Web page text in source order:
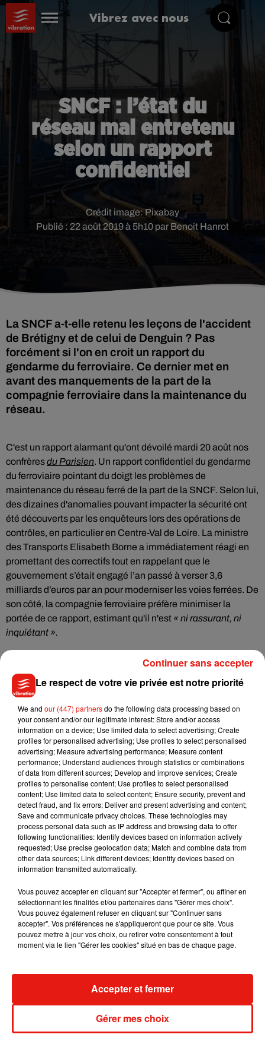
Vibrez avec nous
SNCF : l’état du
réseau mal entretenu
selon un rapport
confidentiel
Publié : 22 août 2019 à 5h10 par Benoit Hanrot
Crédit image:Pixabay
La SNCF a-t-elle retenu les leçons de l'accident
de Brétigny et de celui de Denguin ? Pas
forcément si l'on en croit un rapport du
gendarme du ferroviaire. Ce dernier met en
avant des manquements de la part de la
compagnie ferroviaire dans la maintenance du
réseau.
C'est un rapport alarmant qu'ont dévoilé mardi 20 août nos
confrèresdu Parisien. Un rapport confidentiel du gendarme
du ferroviaire pointant du doigt les problèmes de
maintenance du réseau ferré de la part de la SNCF. Selon lui,
des dizaines d'anomalies pouvant impacter la sécurité ont
été découverts par les enquêteurs lors des opérations de
contrôles, en particulier en Centre-Val de Loire. La ministre
des Transports Elisabeth Borne a immédiatement réagi en
promettant des correctifs tout en rappelant que le
gouvernement s’était engagé l’an passé à verser 3,6
milliards d’euros par an pour moderniser les voies ferrées. De
son côté, la compagnie ferroviaire préfère minimiser la
portée de ce rapport, estimant qu'il n'est « ni rassurant, ni
inquiétant ».
Musique
5 août 2026
Benny Blanco invite Selena Gomez et
Becky G sur son nouveau single
Tiny Desk invite Charlie Puth pour une
live session solaire
4 août 2026
Ariana Grande prendra une pause après
sa tournée mondiale
31 juillet 2026
Le respect de votre vie privée est notre priorité
We and our (447) partnersdo the following data processing based on
your consent and/or our legitimate interest: Store and/or access
information on a device; Use limited data to select advertising; Create
profiles for personalised advertising; Use profiles to select personalised
advertising; Measure advertising performance; Measure content
performance; Understand audiences through statistics or combinations
of data from different sources; Develop and improve services; Create
profiles to personalise content; Use profiles to select personalised
content; Use limited data to select content; Ensure security, prevent and
detect fraud, and fix errors; Deliver and present advertising and content;
Save and communicate privacy choices. These technologies may
process personal data such as IP address and browsing data to offer
following functionalities: Identify devices based on information actively
requested; Use precise geolocation data; Match and combine data from
other data sources; Link different devices; Identify devices based on
information transmitted automatically.
Vous pouvez accepter en cliquant sur "Accepter et fermer", ou affiner en
sélectionnant les finalités et/ou partenaires dans "Gérer mes choix".
Vous pouvez également refuser en cliquant sur "Continuer sans
accepter". Vos préférences ne s'appliqueront que pour ce site. Vous
pouvez mettre à jour vos choix, ou retirer votre consentement à tout
moment via le lien "Gérer les cookies" situé en bas de chaque page.
Gérer mes choix
Accepter et fermer
Continuer sans accepter